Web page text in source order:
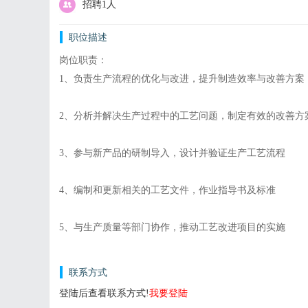
招聘1人
职位描述
岗位职责：
1、负责生产流程的优化与改进，提升制造效率与改善方案
2、分析并解决生产过程中的工艺问题，制定有效的改善方
3、参与新产品的研制导入，设计并验证生产工艺流程
4、编制和更新相关的工艺文件，作业指导书及标准
5、与生产质量等部门协作，推动工艺改进项目的实施
联系方式
登陆后查看联系方式!我要登陆